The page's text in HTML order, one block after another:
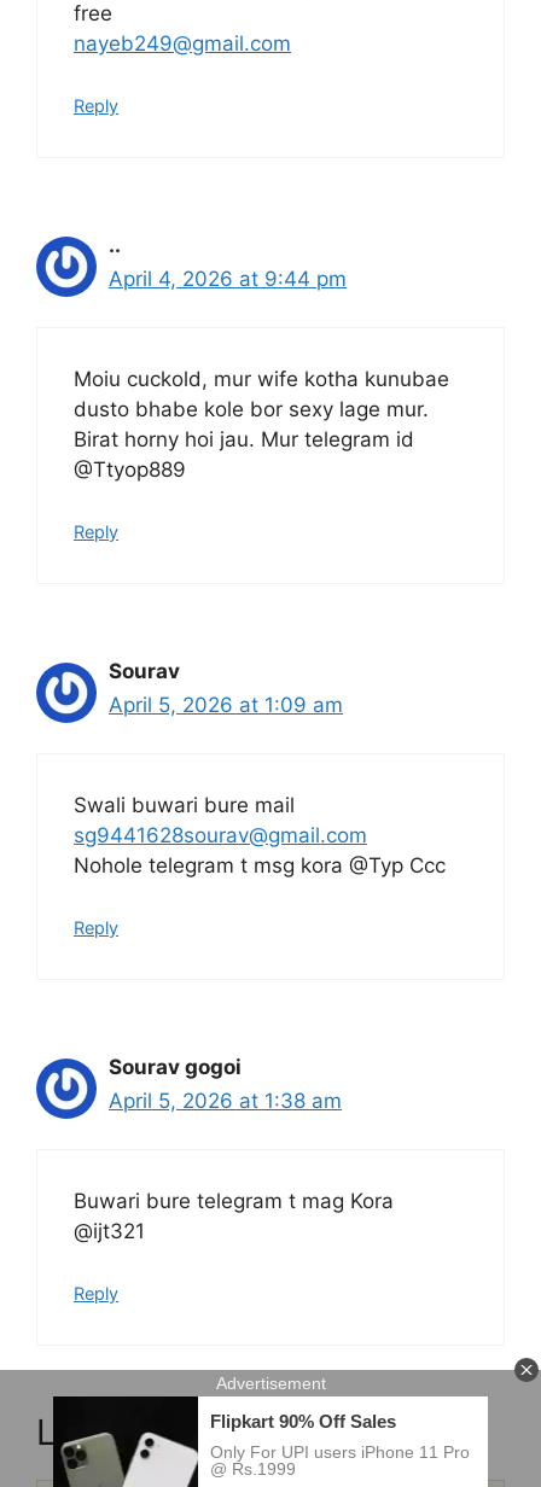
free
nayeb249@gmail.com
Reply
..
April 4, 2026 at 9:44 pm
Moiu cuckold, mur wife kotha kunubae
dusto bhabe kole bor sexy lage mur.
Birat horny hoi jau. Mur telegram id
@Ttyop889
Reply
Sourav
April 5, 2026 at 1:09 am
Swali buwari bure mail
sg9441628sourav@gmail.com
Nohole telegram t msg kora @Typ Ccc
Reply
Sourav gogoi
April 5, 2026 at 1:38 am
Buwari bure telegram t mag Kora
@ijt321
Reply
Leave a Comment